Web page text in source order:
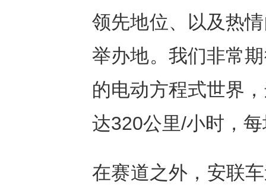
领先地位、以及热
举办地。我们非常
的电动方程式世界
达320公里/小时，
在赛道之外，安联